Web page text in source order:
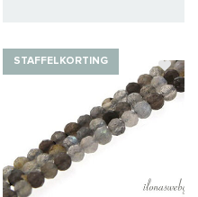
STAFFELKORTING